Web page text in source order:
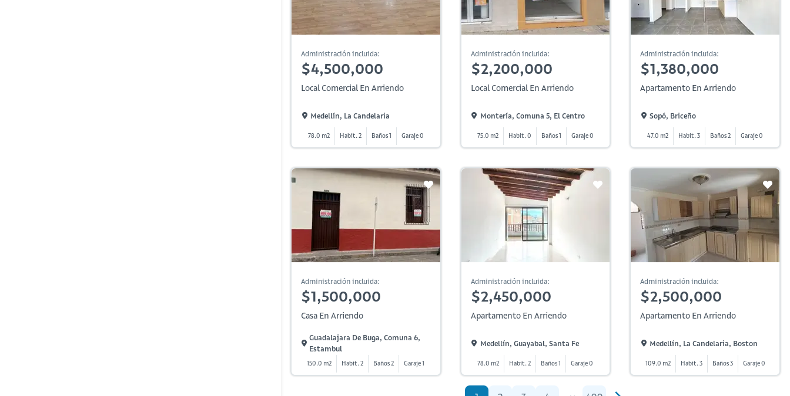
Administración incluida:
$4,500,000
Local Comercial En Arriendo
Medellín, La Candelaria
78.0 m2 Habit. 2 Baños 1 Garaje 0
Administración incluida:
$2,200,000
Local Comercial En Arriendo
Montería, Comuna 5, El Centro
75.0 m2 Habit. 0 Baños 1 Garaje 0
Administración incluida:
$1,380,000
Apartamento En Arriendo
Sopó, Briceño
47.0 m2 Habit. 3 Baños 2 Garaje 0
Administración incluida:
$1,500,000
Casa En Arriendo
Guadalajara De Buga, Comuna 6,
Estambul
150.0 m2 Habit. 2 Baños 2 Garaje 1
Administración incluida:
$2,450,000
Apartamento En Arriendo
Medellín, Guayabal, Santa Fe
78.0 m2 Habit. 2 Baños 1 Garaje 0
Administración incluida:
$2,500,000
Apartamento En Arriendo
Medellín, La Candelaria, Boston
109.0 m2 Habit. 3 Baños 3 Garaje 0